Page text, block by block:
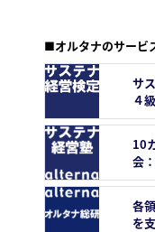
■オルタナのサービ
サ
４
10
会
各
を